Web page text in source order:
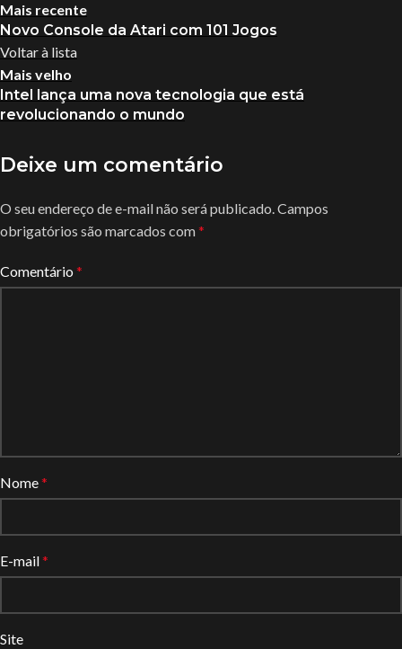
Mais recente
Novo Console da Atari com 101 Jogos
Voltar à lista
Mais velho
Intel lança uma nova tecnologia que está
revolucionando o mundo
Deixe um comentário
O seu endereço de e-mail não será publicado.Campos
obrigatórios são marcados com*
Comentário *
Nome*
E-mail*
Site